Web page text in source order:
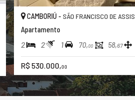
CAMBORIÚ - SÃO FRANCISCO DE ASSIS
Apartamento
2 2 1 70,00 58,67
R$ 530.000,00